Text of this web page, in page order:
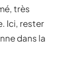
très
Ici, rester
dans la